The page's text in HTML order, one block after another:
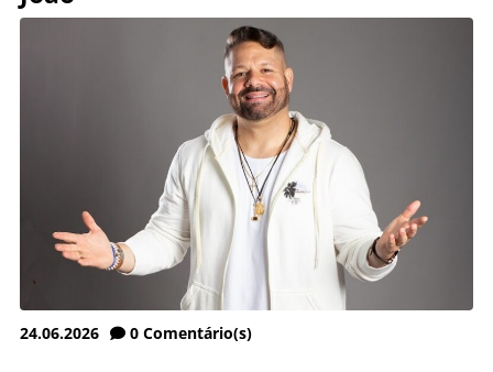
24.06.2026 0 Comentário(s)